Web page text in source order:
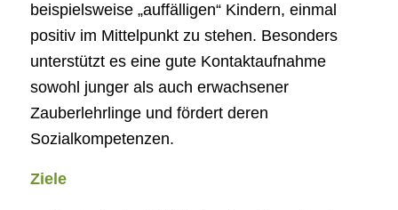
beispielsweise „auffälligen“ Kindern, einmal
positiv im Mittelpunkt zu stehen. Besonders
unterstützt es eine gute Kontaktaufnahme
sowohl junger als auch erwachsener
Zauberlehrlinge und fördert deren
Sozialkompetenzen.
Ziele